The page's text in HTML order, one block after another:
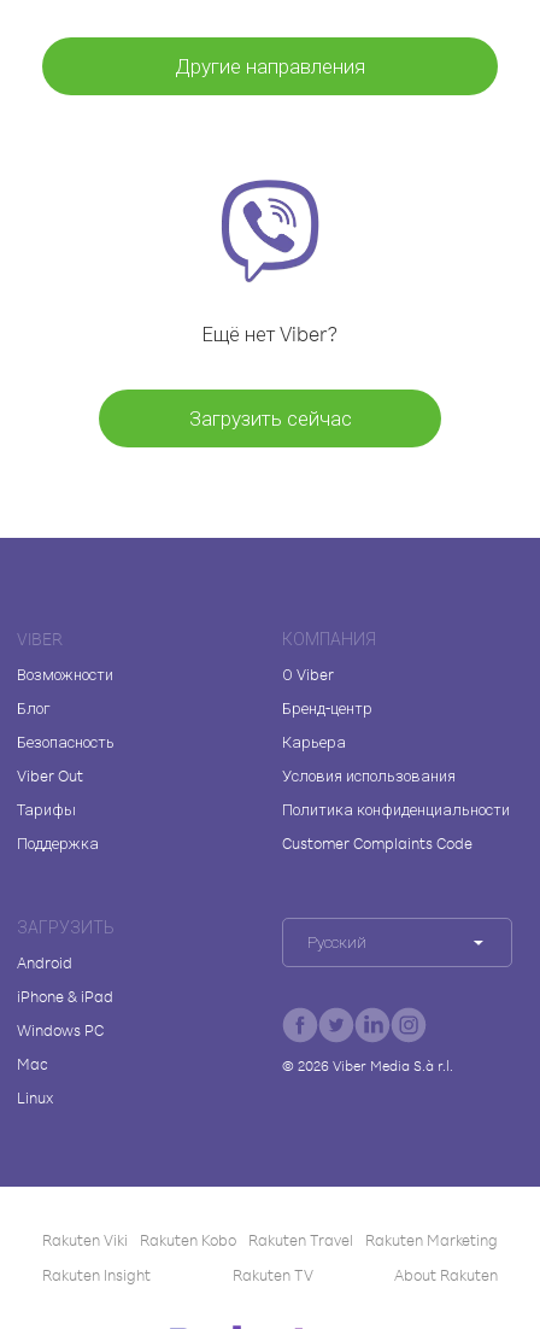
Другие направления
Ещё нет Viber?
Загрузить сейчас
VIBER
Возможности
Блог
Безопасность
Viber Out
Тарифы
Поддержка
КОМПАНИЯ
О Viber
Бренд-центр
Карьера
Условия использования
Политика конфиденциальности
Customer Complaints Code
ЗАГРУЗИТЬ
Android
iPhone & iPad
Windows PC
Mac
Linux
Русский
© 2026Viber Media S.à r.l.
Rakuten Viki Rakuten Kobo Rakuten Travel
Rakuten Marketing
Rakuten Insight
Rakuten TV About Rakuten